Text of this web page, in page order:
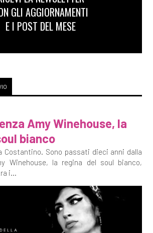
GLI AGGIORNAMENTI
E I POST DEL MESE
Amy Winehouse, la
bianco
Costantino. Sono passati dieci anni dalla
Winehouse, la regina del soul bianco,
i...